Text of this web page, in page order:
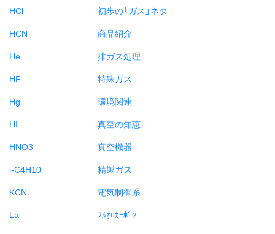
HCl
HCN
He
HF
Hg
HI
HNO3
i-C4H10
KCN
La
初歩の「ガス」ネタ
商品紹介
排ガス処理
特殊ガス
環境関連
真空の知恵
真空機器
精製ガス
電気制御系
ﾌﾙｵﾛｶｰﾎﾞﾝ